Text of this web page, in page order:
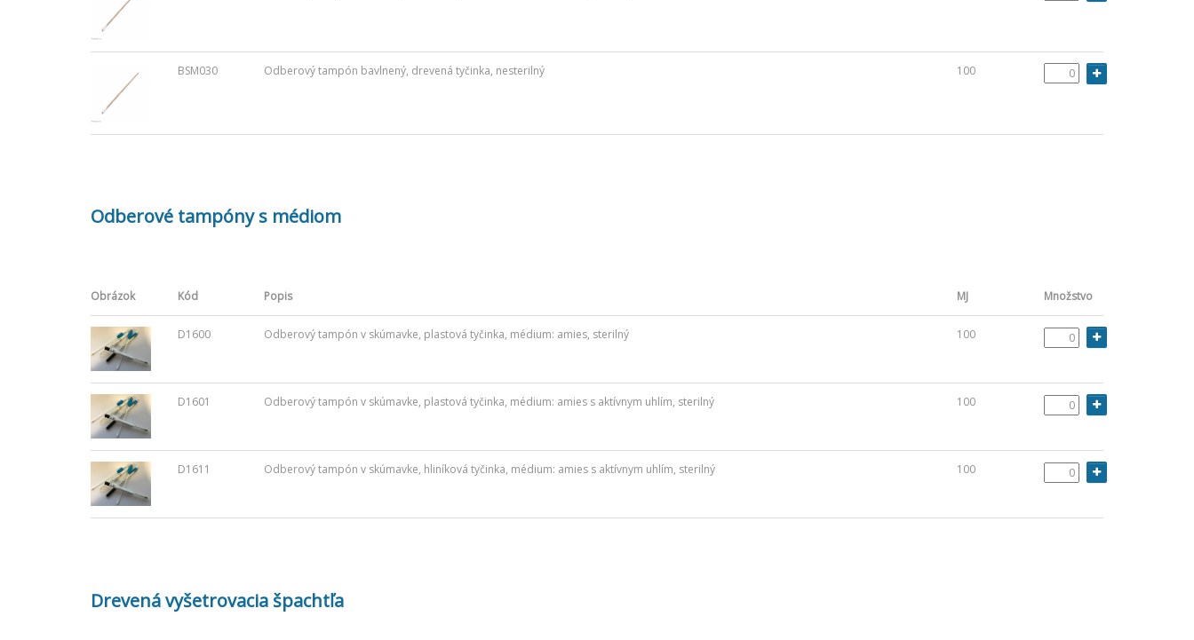
BSM030 Odberový tampón bavlnený, drevená tyčinka, nesterilný 100
Odberové tampóny s médiom
Obrázok Kód Popis MJ Množstvo
D1600 Odberový tampón v skúmavke, plastová tyčinka, médium: amies, sterilný 100
D1601 Odberový tampón v skúmavke, plastová tyčinka, médium: amies s aktívnym uhlím, sterilný 100
D1611 Odberový tampón v skúmavke, hliníková tyčinka, médium: amies s aktívnym uhlím, sterilný 100
Drevená vyšetrovacia špachtľa